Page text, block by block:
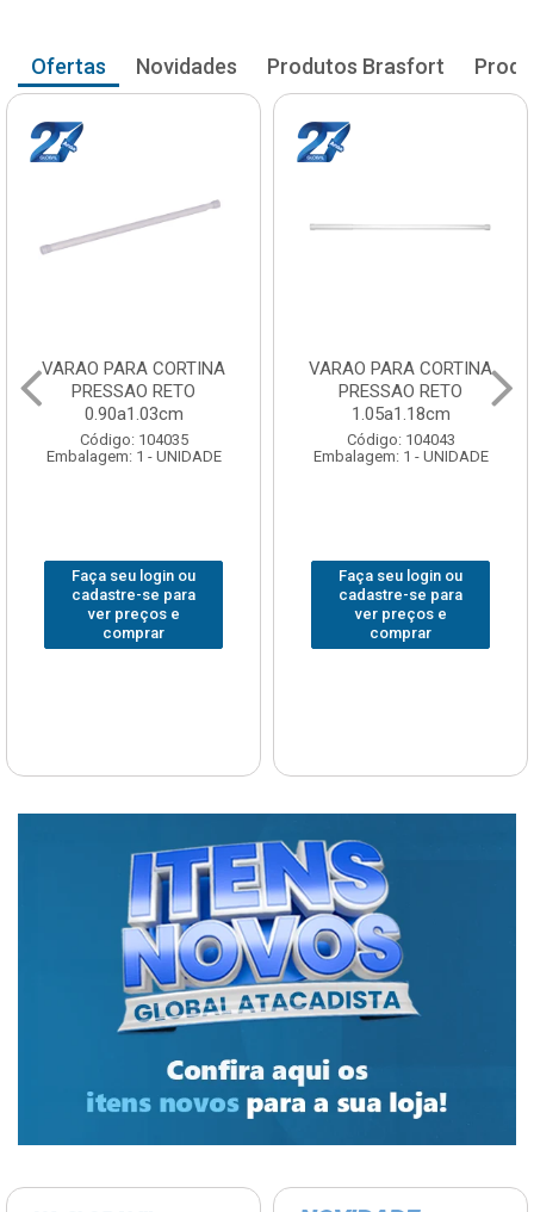
Ofertas Novidades Produtos Brasfort
VARAO PARA CORTINA
PRESSAO RETO
0.90a1.03cm
Código: 104035
Embalagem: 1 - UNIDADE
Faça seu login ou
cadastre-se para
ver preços e
comprar
VARAO PARA CORTINA
PRESSAO RETO
1.05a1.18cm
Código: 104043
Embalagem: 1 - UNIDADE
Faça seu login ou
cadastre-se para
ver preços e
comprar